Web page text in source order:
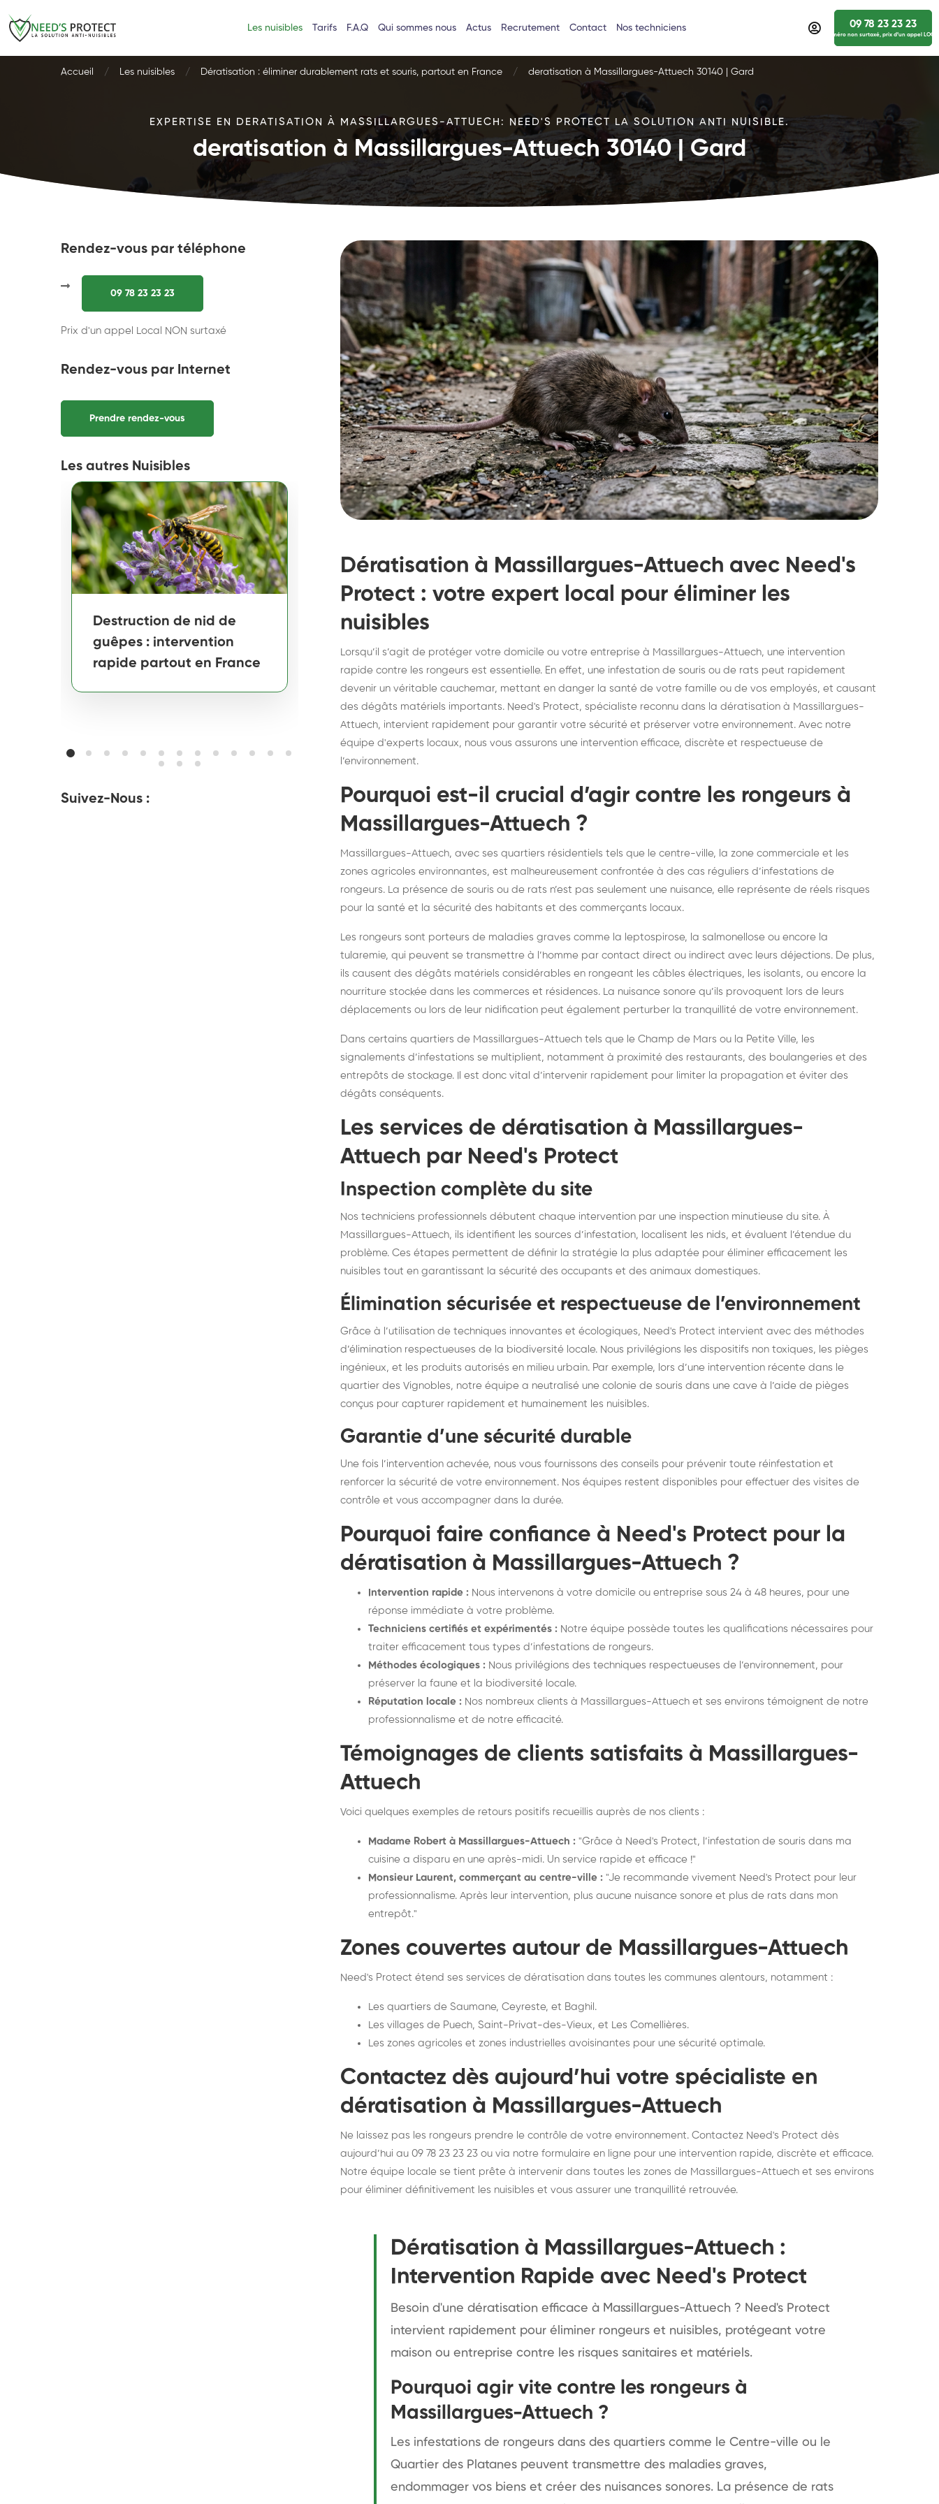
Les nuisibles Tarifs F.A.Q Qui sommes nous Actus Recrutement Contact Nos techniciens 09 78 23 23 23
numéro non surtaxé, prix d’un appel
Accueil Les nuisibles Dératisation : éliminer durablement rats et souris, partout en France deratisation à Massillargues-Attuech 30140 | Gard
EXPERTISE EN DERATISATION À MASSILLARGUES-ATTUECH: NEED'S PROTECT LA SOLUTION ANTI NUISIBLE.
deratisation à Massillargues-Attuech 30140 | Gard
Rendez-vous par téléphone
09 78 23 23 23
Prix d'un appel Local NON surtaxé
Rendez-vous par Internet
Prendre rendez-vous
Les autres Nuisibles
Destruction de nid de
guêpes : intervention
rapide partout en France
Destruction de nid de
rapide partout en France
intervention partout en
France
Suivez-Nous :
Dératisation à Massillargues-Attuech avec Need's
Protect : votre expert local pour éliminer les
nuisibles
Lorsqu’il s’agit de protéger votre domicile ou votre entreprise à Massillargues-Attuech, une intervention
rapide contre les rongeurs est essentielle. En effet, une infestation de souris ou de rats peut rapidement
devenir un véritable cauchemar, mettant en danger la santé de votre famille ou de vos employés, et causant
des dégâts matériels importants. Need's Protect, spécialiste reconnu dans la dératisation à Massillargues-
Attuech, intervient rapidement pour garantir votre sécurité et préserver votre environnement. Avec notre
équipe d'experts locaux, nous vous assurons une intervention efficace, discrète et respectueuse de
l’environnement.
Pourquoi est-il crucial d’agir contre les rongeurs à
Massillargues-Attuech ?
Massillargues-Attuech, avec ses quartiers résidentiels tels que le centre-ville, la zone commerciale et les
zones agricoles environnantes, est malheureusement confrontée à des cas réguliers d’infestations de
rongeurs. La présence de souris ou de rats n’est pas seulement une nuisance, elle représente de réels risques
pour la santé et la sécurité des habitants et des commerçants locaux.
Les rongeurs sont porteurs de maladies graves comme la leptospirose, la salmonellose ou encore la
tularemie, qui peuvent se transmettre à l’homme par contact direct ou indirect avec leurs déjections. De plus,
ils causent des dégâts matériels considérables en rongeant les câbles électriques, les isolants, ou encore la
nourriture stockée dans les commerces et résidences. La nuisance sonore qu’ils provoquent lors de leurs
déplacements ou lors de leur nidification peut également perturber la tranquillité de votre environnement.
Dans certains quartiers de Massillargues-Attuech tels que le Champ de Mars ou la Petite Ville, les
signalements d’infestations se multiplient, notamment à proximité des restaurants, des boulangeries et des
entrepôts de stockage. Il est donc vital d’intervenir rapidement pour limiter la propagation et éviter des
dégâts conséquents.
Les services de dératisation à Massillargues-
Attuech par Need's Protect
Inspection complète du site
Nos techniciens professionnels débutent chaque intervention par une inspection minutieuse du site. À
Massillargues-Attuech, ils identifient les sources d’infestation, localisent les nids, et évaluent l’étendue du
problème. Ces étapes permettent de définir la stratégie la plus adaptée pour éliminer efficacement les
nuisibles tout en garantissant la sécurité des occupants et des animaux domestiques.
Élimination sécurisée et respectueuse de l’environnement
Grâce à l’utilisation de techniques innovantes et écologiques, Need's Protect intervient avec des méthodes
d’élimination respectueuses de la biodiversité locale. Nous privilégions les dispositifs non toxiques, les pièges
ingénieux, et les produits autorisés en milieu urbain. Par exemple, lors d’une intervention récente dans le
quartier des Vignobles, notre équipe a neutralisé une colonie de souris dans une cave à l’aide de pièges
conçus pour capturer rapidement et humainement les nuisibles.
Garantie d’une sécurité durable
Une fois l’intervention achevée, nous vous fournissons des conseils pour prévenir toute réinfestation et
renforcer la sécurité de votre environnement. Nos équipes restent disponibles pour effectuer des visites de
contrôle et vous accompagner dans la durée.
Pourquoi faire confiance à Need's Protect pour la
dératisation à Massillargues-Attuech ?
Intervention rapide : Nous intervenons à votre domicile ou entreprise sous 24 à 48 heures, pour une
réponse immédiate à votre problème.
Techniciens certifiés et expérimentés : Notre équipe possède toutes les qualifications nécessaires pour
traiter efficacement tous types d’infestations de rongeurs.
Méthodes écologiques : Nous privilégions des techniques respectueuses de l’environnement, pour
préserver la faune et la biodiversité locale.
Réputation locale : Nos nombreux clients à Massillargues-Attuech et ses environs témoignent de notre
professionnalisme et de notre efficacité.
Témoignages de clients satisfaits à Massillargues-
Attuech
Voici quelques exemples de retours positifs recueillis auprès de nos clients :
Madame Robert à Massillargues-Attuech : "Grâce à Need's Protect, l’infestation de souris dans ma
cuisine a disparu en une après-midi. Un service rapide et efficace !"
Monsieur Laurent, commerçant au centre-ville : "Je recommande vivement Need's Protect pour leur
professionnalisme. Après leur intervention, plus aucune nuisance sonore et plus de rats dans mon
entrepôt."
Zones couvertes autour de Massillargues-Attuech
Need's Protect étend ses services de dératisation dans toutes les communes alentours, notamment :
Les quartiers de Saumane, Ceyreste, et Baghil.
Les villages de Puech, Saint-Privat-des-Vieux, et Les Comellières.
Les zones agricoles et zones industrielles avoisinantes pour une sécurité optimale.
Contactez dès aujourd’hui votre spécialiste en
dératisation à Massillargues-Attuech
Ne laissez pas les rongeurs prendre le contrôle de votre environnement. Contactez Need's Protect dès
aujourd’hui au 09 78 23 23 23 ou via notre formulaire en ligne pour une intervention rapide, discrète et efficace.
Notre équipe locale se tient prête à intervenir dans toutes les zones de Massillargues-Attuech et ses environs
pour éliminer définitivement les nuisibles et vous assurer une tranquillité retrouvée.
Dératisation à Massillargues-Attuech :
Intervention Rapide avec Need's Protect
Besoin d'une dératisation efficace à Massillargues-Attuech ? Need's Protect
intervient rapidement pour éliminer rongeurs et nuisibles, protégeant votre
maison ou entreprise contre les risques sanitaires et matériels.
Pourquoi agir vite contre les rongeurs à
Massillargues-Attuech ?
Les infestations de rongeurs dans des quartiers comme le Centre-ville ou le
Quartier des Platanes peuvent transmettre des maladies graves,
endommager vos biens et créer des nuisances sonores. La présence de rats